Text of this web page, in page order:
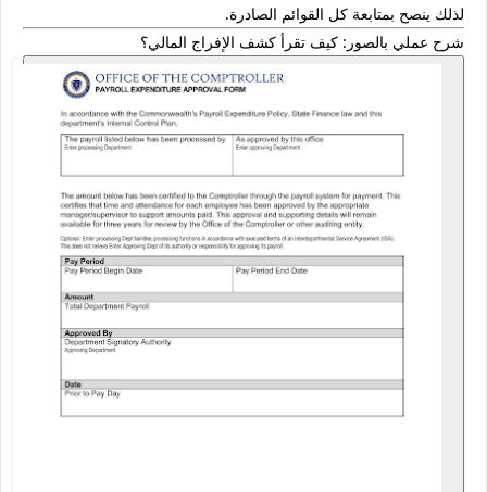
لذلك ينصح بمتابعة كل القوائم الصادرة.
شرح عملي بالصور: كيف تقرأ كشف الإفراج المالي؟